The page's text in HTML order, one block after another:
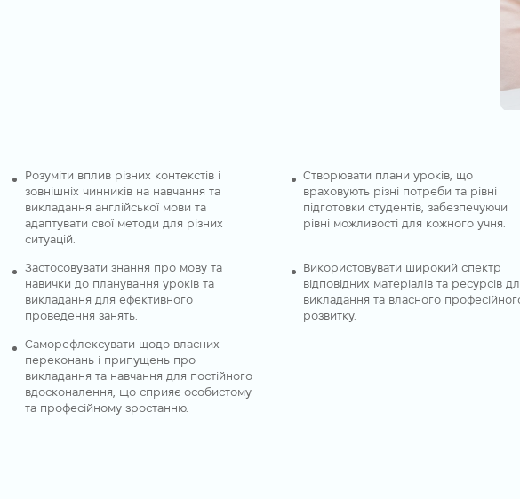
Розуміти вплив різних контекстів і
зовнішніх чинників на навчання та
викладання англійської мови та
адаптувати свої методи для різних
ситуацій.
Створювати плани уроків, що
враховують різні потреби та рівні
підготовки студентів, забезпечуючи
рівні можливості для кожного учня.
Застосовувати знання про мову та
навички до планування уроків та
викладання для ефективного
проведення занять.
Використовувати широкий спектр
відповідних матеріалів та ресурсів
викладання та власного
розвитку.
Саморефлексувати щодо власних
переконань і припущень про
викладання та навчання для постійного
вдосконалення, що сприяє особистому
та професійному зростанню.